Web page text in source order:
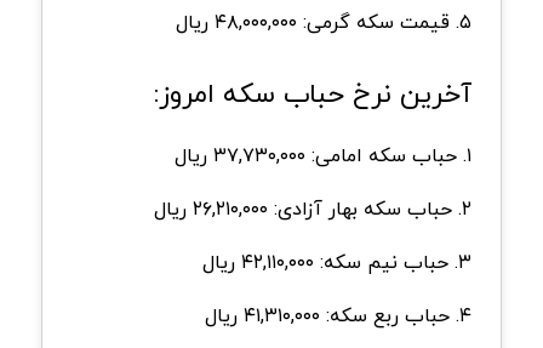
۵. قیمت سکه گرمی: ۴۸,۰۰۰,۰۰۰ ریال
آخرین نرخ حباب سکه امروز:
۱. حباب سکه امامی: ۳۷,۷۳۰,۰۰۰ ریال
۲. حباب سکه بهار آزادی: ۲۶,۲۱۰,۰۰۰ ریال
۳. حباب نیم سکه: ۴۲,۱۱۰,۰۰۰ ریال
۴. حباب ربع سکه: ۴۱,۳۱۰,۰۰۰ ریال